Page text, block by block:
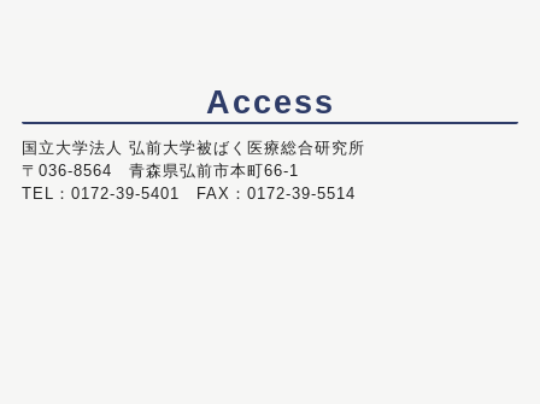
Access
国立大学法人 弘前大学被ばく医療総合研究所
〒036-8564 青森県弘前市本町66-1
TEL：0172-39-5401 FAX：0172-39-5514